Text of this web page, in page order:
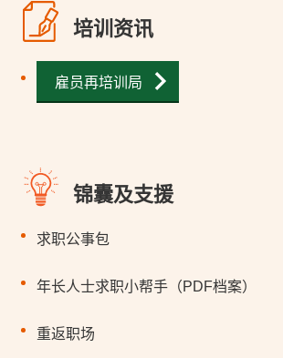
培训资讯
雇员再培训局
锦囊及支援
求职公事包
年长人士求职小帮手（PDF档案）
重返职场